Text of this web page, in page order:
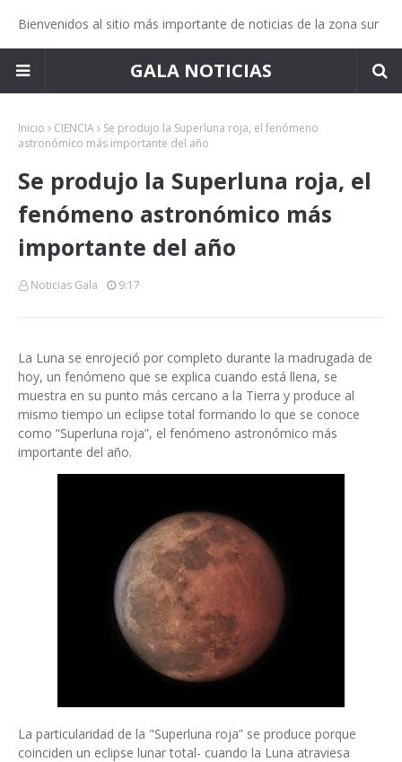
Bienvenidos al sitio más importante de noticias de la zona sur
GALA NOTICIAS
Inicio CIENCIA
Se produjo la Superluna roja, el fenómeno
astronómico más importante del año
Se produjo la Superluna roja, el
fenómeno astronómico más
importante del año
Noticias Gala 9:17
La Luna se enrojeció por completo durante la madrugada de
hoy, un fenómeno que se explica cuando está llena, se
muestra en su punto más cercano a la Tierra y produce al
mismo tiempo un eclipse total formando lo que se conoce
como “Superluna roja”, el fenómeno astronómico más
importante del año.
La particularidad de la "Superluna roja” se produce porque
coinciden un eclipse lunar total- cuando la Luna atraviesa